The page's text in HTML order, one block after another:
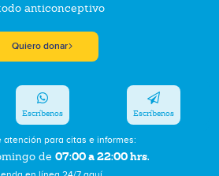
anticonceptivo
Quiero donar
atención para citas e informes:
de 07:00 a 22:00 hrs.
Escríbenos Escríbenos